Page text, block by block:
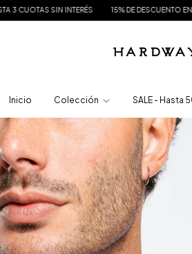
15% DE DESCUENTO EN TRANSFERENCIA
Inicio Colección SALE - Hasta